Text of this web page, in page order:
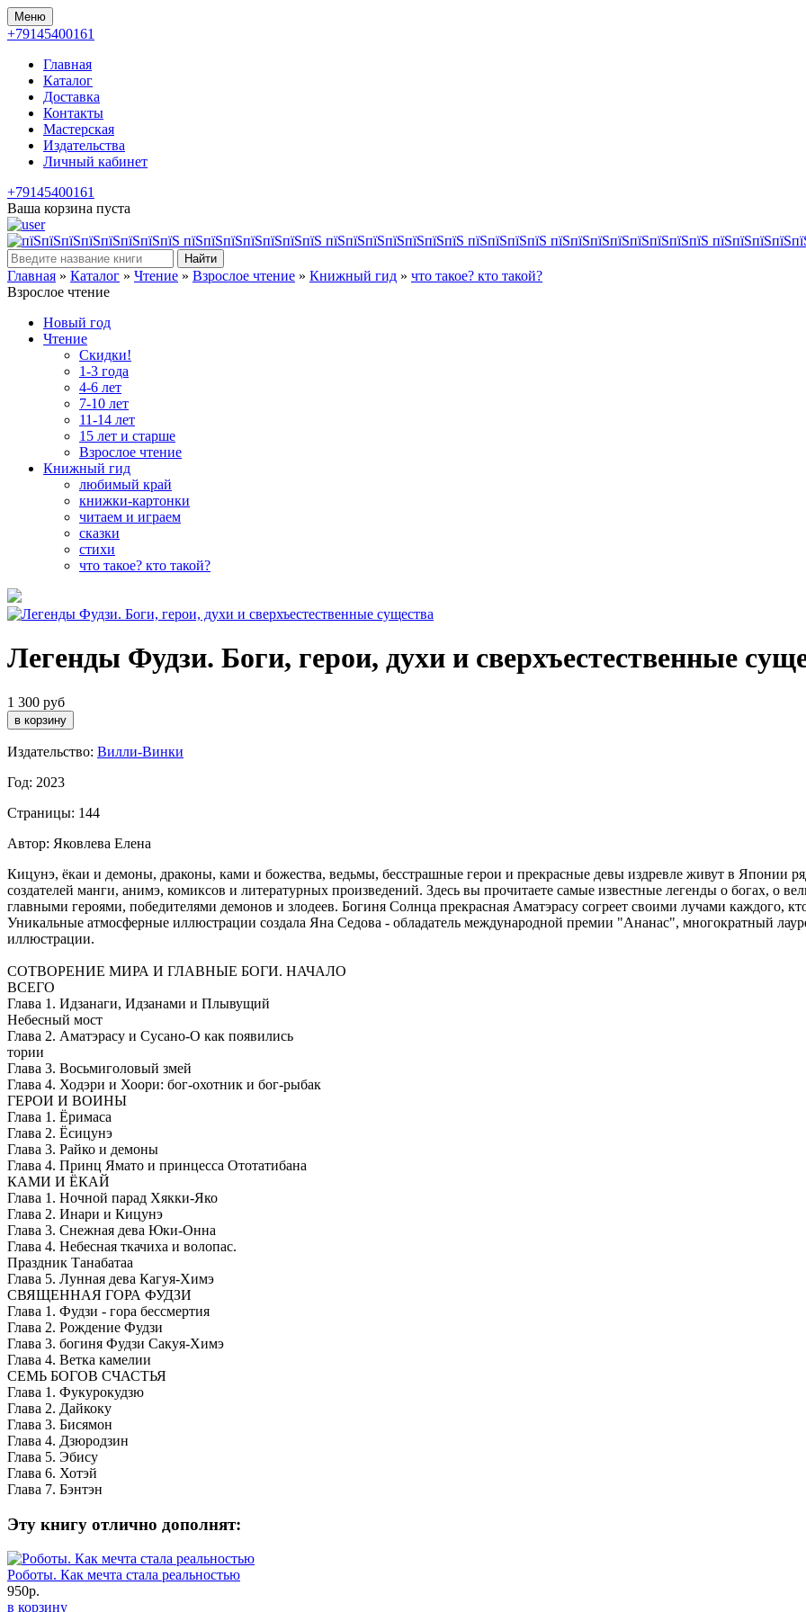
Меню
+79145400161
Главная
Каталог
Доставка
Контакты
Мастерская
Издательства
Личный кабинет
+79145400161
Ваша корзина пуста
Найти
Главная » Каталог » Чтение » Взрослое чтение » Книжный гид » что такое? кто такой?
Взрослое чтение
Новый год
Чтение
Скидки!
1-3 года
4-6 лет
7-10 лет
11-14 лет
15 лет и старше
Взрослое чтение
Книжный гид
любимый край
книжки-картонки
читаем и играем
сказки
стихи
что такое? кто такой?
Легенды Фудзи. Боги, герои, духи и сверхъестественные
1 300 руб
Издательство: Вилли-Винки
Год: 2023
Страницы: 144
Автор: Яковлева Елена
Кицунэ, ёкаи и демоны, драконы, ками и божества, ведьмы, бесстрашные герои и прекрасные девы издревле живут в Японии
создателей манги, анимэ, комиксов и литературных произведений. Здесь вы прочитаете самые известные легенды о богах, о
главными героями, победителями демонов и злодеев. Богиня Солнца прекрасная Аматэрасу согреет своими лучами каждого,
Уникальные атмосферные иллюстрации создала Яна Седова - обладатель международной премии "Ананас", многократный
иллюстрации.
СОТВОРЕНИЕ МИРА И ГЛАВНЫЕ БОГИ. НАЧАЛО
ВСЕГО
Глава 1. Идзанаги, Идзанами и Плывущий
Небесный мост
Глава 2. Аматэрасу и Сусано-О как появились
тории
Глава 3. Восьмиголовый змей
Глава 4. Ходэри и Хоори: бог-охотник и бог-рыбак
ГЕРОИ И ВОИНЫ
Глава 1. Ёримаса
Глава 2. Ёсицунэ
Глава 3. Райко и демоны
Глава 4. Принц Ямато и принцесса Ототатибана
КАМИ И ЁКАЙ
Глава 1. Ночной парад Хякки-Яко
Глава 2. Инари и Кицунэ
Глава 3. Снежная дева Юки-Онна
Глава 4. Небесная ткачиха и волопас.
Праздник Танабатаа
Глава 5. Лунная дева Кагуя-Химэ
СВЯЩЕННАЯ ГОРА ФУДЗИ
Глава 1. Фудзи - гора бессмертия
Глава 2. Рождение Фудзи
Глава 3. богиня Фудзи Сакуя-Химэ
Глава 4. Ветка камелии
СЕМЬ БОГОВ СЧАСТЬЯ
Глава 1. Фукурокудзю
Глава 2. Дайкоку
Глава 3. Бисямон
Глава 4. Дзюродзин
Глава 5. Эбису
Глава 6. Хотэй
Глава 7. Бэнтэн
Эту книгу отлично дополнят:
Роботы. Как мечта стала реальностью
950р.
в корзину